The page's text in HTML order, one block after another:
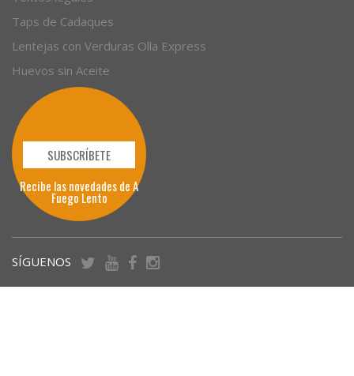
Taps de Cadaques
Lentejas con Verduras Olla Express
Huevos sin Aceite
SUBSCRÍBETE
Recibe las novedades de A
Fuego Lento
SÍGUENOS